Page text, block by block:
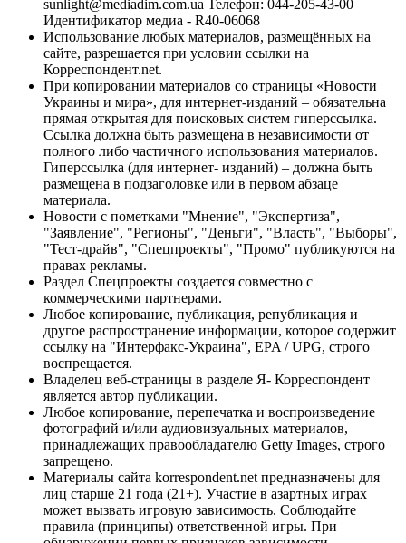
sunlight@mediadim.com.ua Телефон: 044-205-43-00
Идентификатор медиа - R40-06068
Использование любых материалов, размещённых на
сайте, разрешается при условии ссылки на
Корреспондент.net.
При копировании материалов со страницы «Новости
Украины и мира», для интернет-изданий – обязательна
прямая открытая для поисковых систем гиперссылка.
Ссылка должна быть размещена в независимости от
полного либо частичного использования материалов.
Гиперссылка (для интернет- изданий) – должна быть
размещена в подзаголовке или в первом абзаце
материала.
Новости с пометками "Мнение", "Экспертиза",
"Заявление", "Регионы", "Деньги", "Власть", "Выборы",
"Тест-драйв", "Спецпроекты", "Промо" публикуются на
правах рекламы.
Раздел Спецпроекты создается совместно с
коммерческими партнерами.
Любое копирование, публикация, републикация и
другое распространение информации, которое содержит
ссылку на "Интерфакс-Украина", EPA / UPG, строго
воспрещается.
Владелец веб-страницы в разделе Я- Корреспондент
является автор публикации.
Любое копирование, перепечатка и воспроизведение
фотографий и/или аудиовизуальных материалов,
принадлежащих правообладателю Getty Images, строго
запрещено.
Материалы сайта korrespondent.net предназначены для
лиц старше 21 года (21+). Участие в азартных играх
может вызвать игровую зависимость. Соблюдайте
правила (принципы) ответственной игры. При